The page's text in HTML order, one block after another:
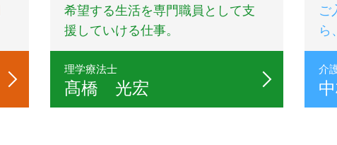
希望する生活を専門職員として支
援していける仕事。
理学療法士
髙橋 光宏
ご
ら
介